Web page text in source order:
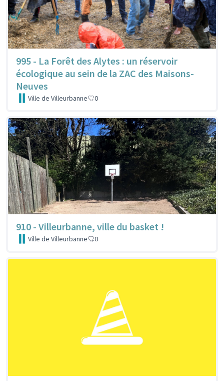
995 - La Forêt des Alytes : un réservoir
écologique au sein de la ZAC des Maisons-
Neuves
Ville de Villeurbanne 0
910 - Villeurbanne, ville du basket !
Ville de Villeurbanne 0